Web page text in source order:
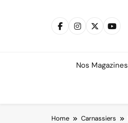
Nos Magazines
Home Carnassiers